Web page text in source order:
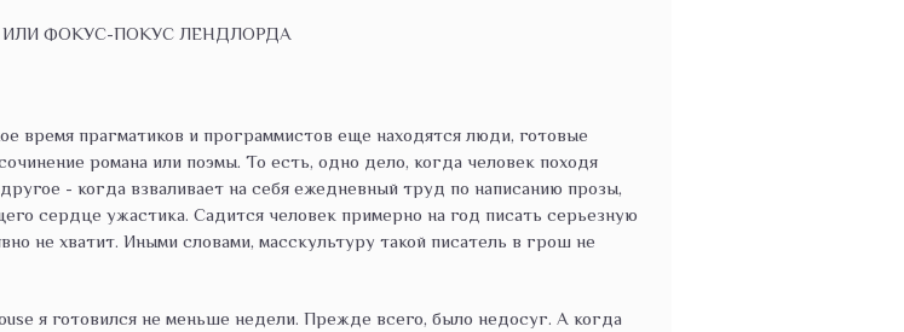
ИЛИ ФОКУС-ПОКУС ЛЕНДЛОРДА
время прагматиков и программистов еще находятся люди, готовые
романа или поэмы. То есть, одно дело, когда человек походя
- когда взваливает на себя ежедневный труд по написанию прозы,
сердце ужастика. Садится человек примерно на год писать серьезную
не хватит. Иными словами, масскультуру такой писатель в грош не
я готовился не меньше недели. Прежде всего, было недосуг. А когда